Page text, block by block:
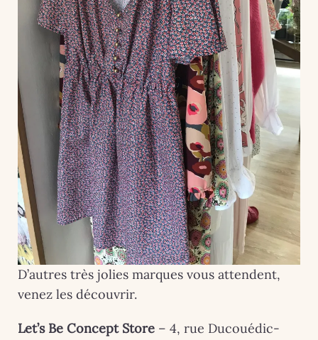
D’autres très jolies marques vous attendent,
venez les découvrir.
Let’s Be Concept Store – 4, rue Ducouédic-